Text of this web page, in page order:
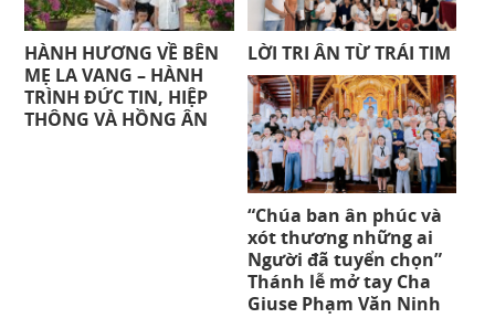
HÀNH HƯƠNG VỀ BÊN
MẸ LA VANG – HÀNH
TRÌNH ĐỨC TIN, HIỆP
THÔNG VÀ HỒNG ÂN
LỜI TRI ÂN TỪ TRÁI TIM
“Chúa ban ân phúc và
xót thương những ai
Người đã tuyển chọn”
Thánh lễ mở tay Cha
Giuse Phạm Văn Ninh